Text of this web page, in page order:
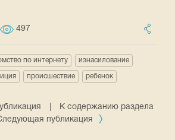
497
по интернету изнасилование
происшествие ребенок
К содержанию раздела
публикация